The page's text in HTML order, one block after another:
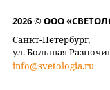
2026 © ООО
Санкт-Петербург,
ул. Большая
info@svetologia.ru